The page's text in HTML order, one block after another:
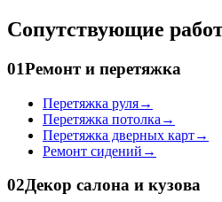
Сопутствующие
01Ремонт и перетяжка
Перетяжка руля→
Перетяжка потолка →
Перетяжка дверных карт→
Ремонт сидений →
02Декор салона и кузова